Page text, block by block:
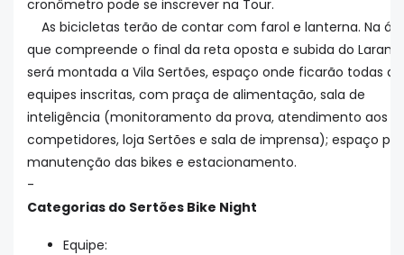
cronômetro pode se inscrever na Tour.
As bicicletas terão de contar com farol e lanterna. Na
que compreende o final da reta oposta e subida do
será montada a Vila Sertões, espaço onde ficarão todas as
equipes inscritas, com praça de alimentação, sala de
inteligência (monitoramento da prova, atendimento aos
competidores, loja Sertões e sala de imprensa); espaço
manutenção das bikes e estacionamento.
-
Categorias do Sertões Bike Night
Equipe: